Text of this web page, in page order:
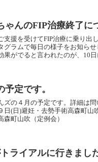
ゃんのFIP治療終了に
支援を受けてFIP治療に乗り出
グラムで毎日の様子をお知ら
果がでると言われたのが、10日
予定です。
ズの４月の予定です。詳細は
日(日)避妊・去勢手術高森町山
森町山吹（定例会）
ライアルに行きまし